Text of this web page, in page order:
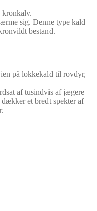
sig. Denne type kald
bestand.
på lokkekald til rovdyr,
af tusindvis af jægere
et bredt spekter af